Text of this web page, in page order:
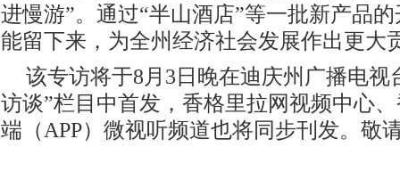
进慢游”。通过“半山酒店”等一批新产品
能留下来，为全州经济社会发展作出更大
该专访将于8月3日晚在迪庆州广播电视
访谈”栏目中首发，香格里拉网视频中心
端（APP）微视听频道也将同步刊发。敬